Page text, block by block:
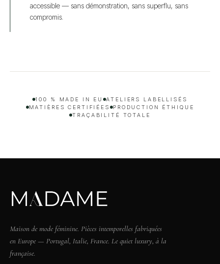
accessible — sans démonstration, sans superflu, sans
compromis.
100 % MADE IN EU ATELIERS LABELLISÉS
MATIÈRES CERTIFIÉES
PRODUCTION ÉTHIQUE
TRAÇABILITÉ TOTALE
Maison de mode féminine. Pièces intemporelles fabriquées
en Europe — Portugal, Italie, France. Le quiet luxury, à la
française.